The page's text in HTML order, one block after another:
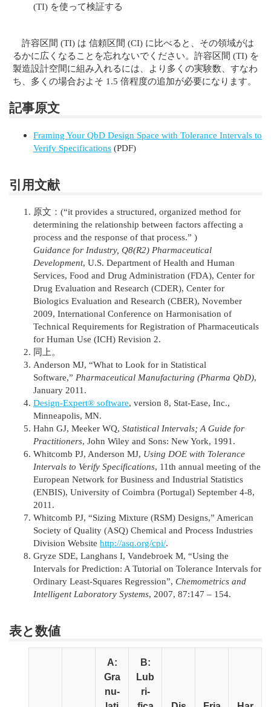
(TI) を使って検証する
許容区間 (TI) は 信頼区間 (CI) に比べると、その領域がは
るかに広くなることを忘れないでください。許容区間 (TI) を
製造設計空間に組み入れるには、より多くの実験数、すなわ
ち、多くの場合およそ 1.5 倍程度の追加が必要になります。
記事原文
Framing Your QbD Design Space with Tolerance Intervals to
Verify Specifications (PDF)
引用文献
原文：(“it provides a structured, organized method for
determining the relationship between factors affecting a
process and the response of that process.” )
Guidance for Industry, Q8(R2) Pharmaceutical
Development, U.S. Department of Health and Human
Services, Food and Drug Administration (FDA), Center for
Drug Evaluation and Research (CDER), Center for
Biologics Evaluation and Research (CBER), November
2009, International Conference on Harmonisation of
Technical Requirements for Registration of Pharmaceuticals
for Human Use (ICH) Revision 2.
同上。
Anderson MJ, “What to Look for in Statistical
Software,” Pharmaceutical Manufacturing (Pharma QbD),
January 2011.
Design-Expert® software, version 8, Stat-Ease, Inc.,
Minneapolis, MN.
Hahn GJ, Meeker WQ, Statistical Intervals; A Guide for
Practitioners, John Wiley and Sons: New York, 1991.
Whitcomb PJ, Anderson MJ, Using DOE with Tolerance
Intervals to Verify Specifications, 11th annual meeting of the
European Network for Business and Industrial Statistics
(ENBIS), University of Coimbra (Portugal) September 4-8,
2011.
Whitcomb PJ, “Sizing Mixture (RSM) Designs,” American
Society of Quality (ASQ) Chemical and Process Industries
Division Website http://asq.org/cpi/.
Gryze SDE, Langhans I, Vandebroek M, “Using the
Intervals for Prediction: A Tutorial on Tolerance Intervals for
Ordinary Least-Squares Regression”, Chemometrics and
Intelligent Laboratory Systems, 2007, 87:147 – 154.
表と数値
A:
Gra
nu-
B:
Lub
ri-